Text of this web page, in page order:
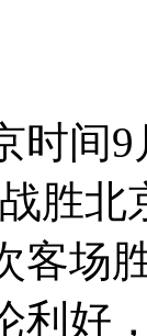
间9月
胜北
客场
利好